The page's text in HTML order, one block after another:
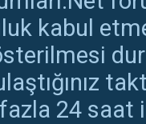
kabul
fazla 24 saat